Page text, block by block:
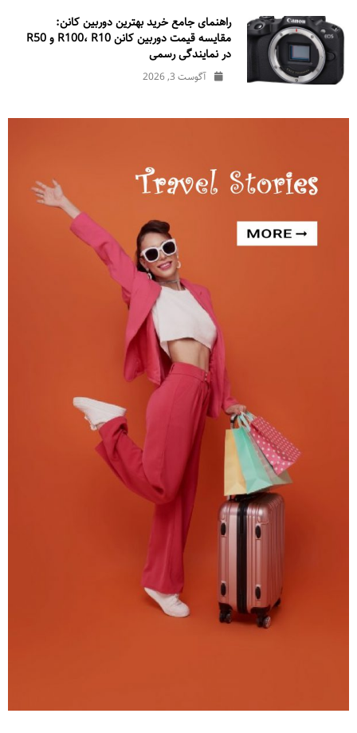
راهنمای جامع خرید بهترین دوربین کانن:
مقایسه قیمت دوربین کانن R100، R10 و R50
در نمایندگی رسمی
آگوست 3, 2026